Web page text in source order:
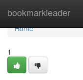
bookmarkleader
Home
Home
1